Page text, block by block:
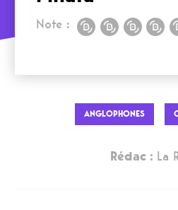
Note :
ANGLOPHONES
Rédac : La